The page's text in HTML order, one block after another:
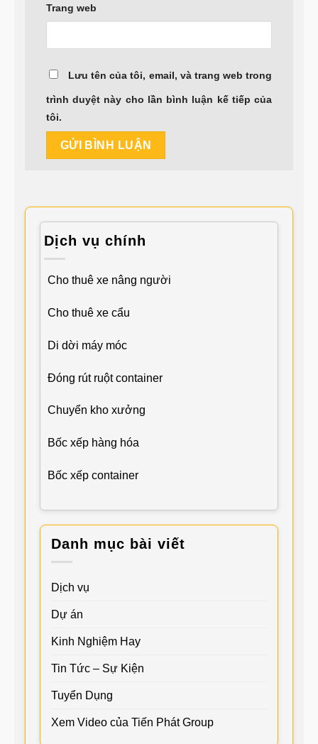
Trang web
Lưu tên của tôi, email, và trang web trong
trình duyệt này cho lần bình luận kế tiếp của
tôi.
Dịch vụ chính
Cho thuê xe nâng người
Cho thuê xe cẩu
Di dời máy móc
Đóng rút ruột container
Chuyển kho xưởng
Bốc xếp hàng hóa
Bốc xếp container
Danh mục bài viết
Dịch vụ
Dự án
Kinh Nghiệm Hay
Tin Tức – Sự Kiện
Tuyển Dụng
Xem Video của Tiến Phát Group